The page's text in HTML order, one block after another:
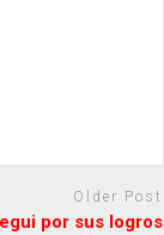
Older Post
por sus logros